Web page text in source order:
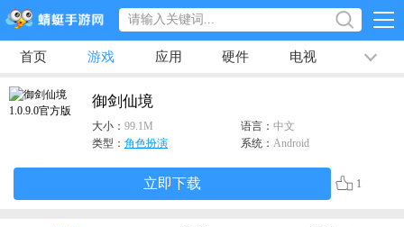
首页 游戏 应用 硬件 电视 排行榜
专题
御剑仙境
大小： 99.1M 语言： 中文
类型： 角色扮演 系统： Android
立即下载 1